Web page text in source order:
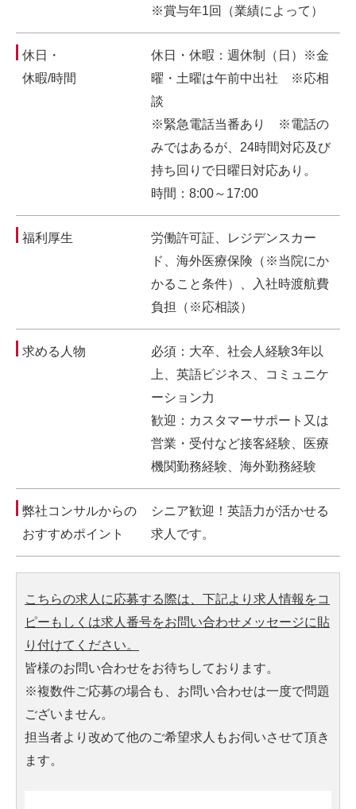
※賞与年1回（業績によって）
休日・
休暇/時間
休日・休暇：週休制（日）※金
曜・土曜は午前中出社 ※応相
談
※緊急電話当番あり ※電話の
みではあるが、24時間対応及び
持ち回りで日曜日対応あり。
時間：8:00～17:00
福利厚生
労働許可証、レジデンスカー
ド、海外医療保険（※当院にか
かること条件）、入社時渡航費
負担（※応相談）
求める人物
必須：大卒、社会人経験3年以
上、英語ビジネス、コミュニケ
ーション力
歓迎：カスタマーサポート又は
営業・受付など接客経験、医療
機関勤務経験、海外勤務経験
弊社コンサルからの
おすすめポイント
シニア歓迎！英語力が活かせる
求人です。
こちらの求人に応募する際は、下記より求人情報をコ
ピーもしくは求人番号をお問い合わせメッセージに貼
り付けてください。
皆様のお問い合わせをお待ちしております。
※複数件ご応募の場合も、お問い合わせは一度で問題
ございません。
担当者より改めて他のご希望求人もお伺いさせて頂き
ます。